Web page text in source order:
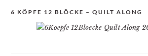
6 KÖPFE 12 BLÖCKE – QUILT ALONG